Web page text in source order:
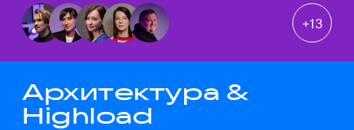
+13
Архитектура &
Highload